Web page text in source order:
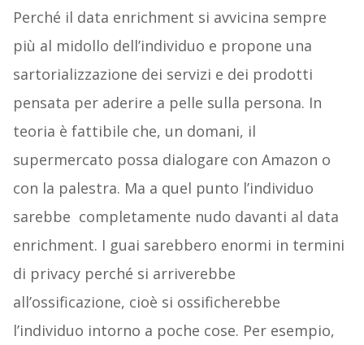
Perché il data enrichment si avvicina sempre
più al midollo dell’individuo e propone una
sartorializzazione dei servizi e dei prodotti
pensata per aderire a pelle sulla persona. In
teoria è fattibile che, un domani, il
supermercato possa dialogare con Amazon o
con la palestra. Ma a quel punto l’individuo
sarebbe completamente nudo davanti al data
enrichment. I guai sarebbero enormi in termini
di privacy perché si arriverebbe
all’ossificazione, cioè si ossificherebbe
l’individuo intorno a poche cose. Per esempio,